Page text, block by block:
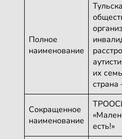
Полное
наименование
их
страна
Сокращенное
наименование
есть!»